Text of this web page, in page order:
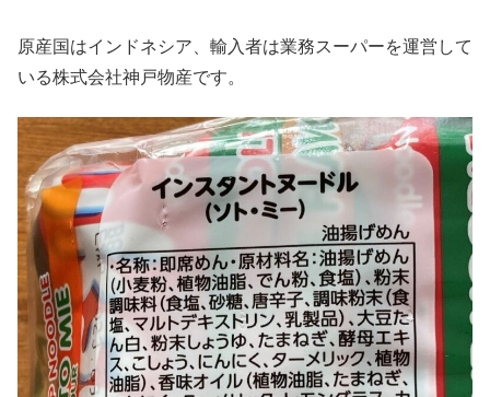
原産国はインドネシア、輸入者は業務スーパーを運営して
いる株式会社神戸物産です。